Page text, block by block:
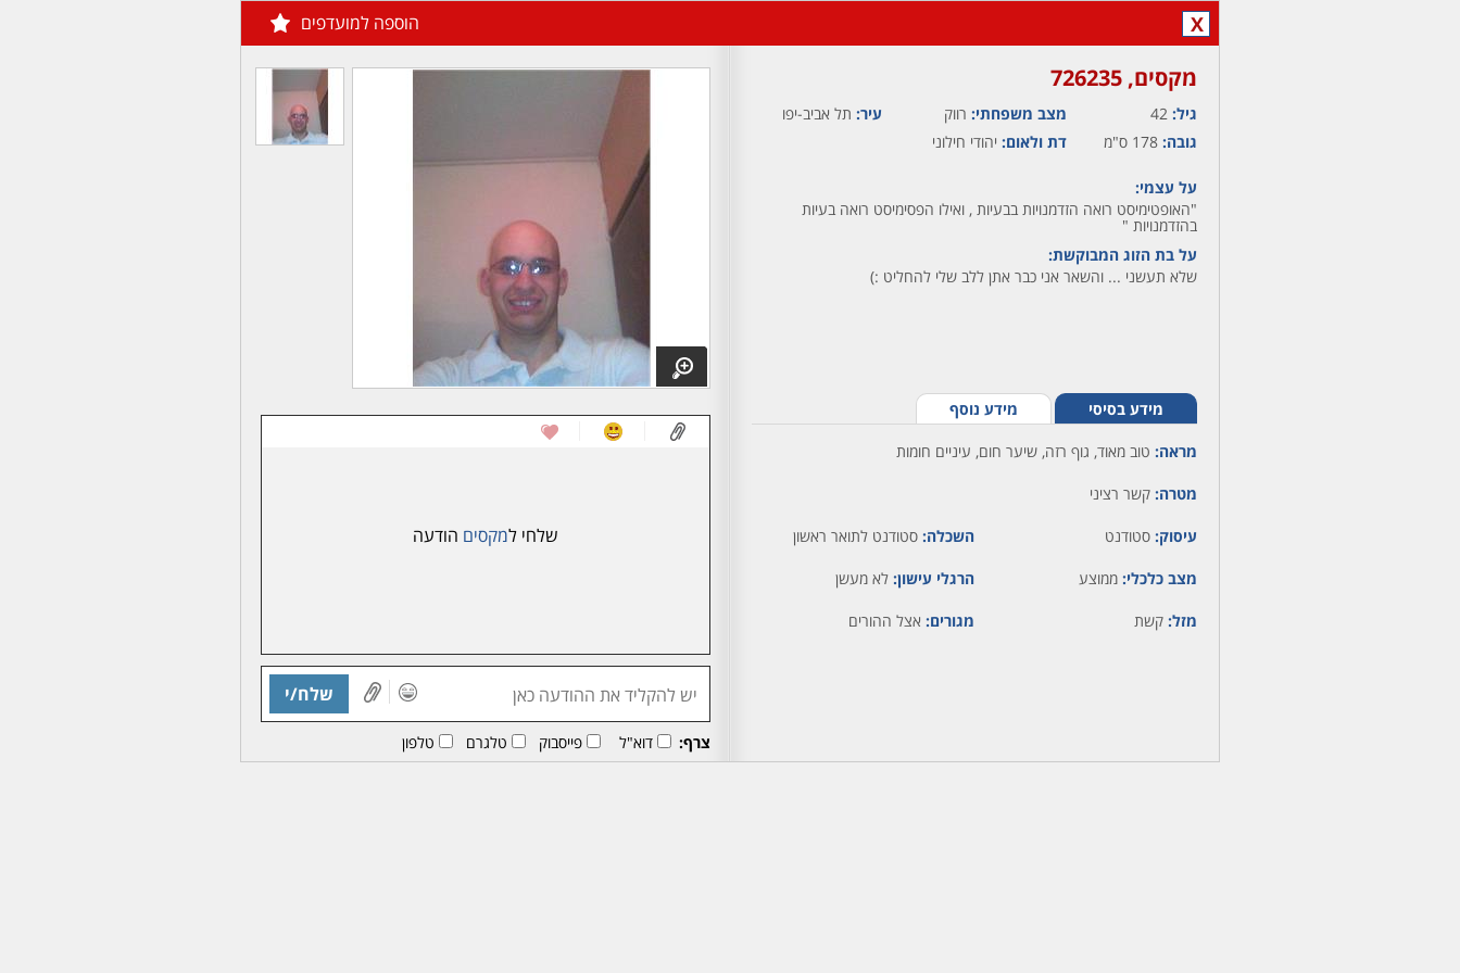
X הוספה למועדפים
מקסים,‏ 726235
גיל: 42 מצב משפחתי: רווק עיר: תל אביב-יפו
גובה: 178 ס"מ דת ולאום: יהודי חילוני
על עצמי:
"האופטימיסט רואה הזדמנויות בבעיות , ואילו הפסימיסט רואה בעיות
בהזדמנויות "
על בת הזוג המבוקשת:
שלא תעשני ... והשאר אני כבר אתן ללב שלי להחליט :)
מידע בסיסי מידע נוסף
מראה: טוב מאוד, גוף רזה, שיער חום, עיניים חומות
מטרה: קשר רציני
עיסוק: סטודנט השכלה: סטודנט לתואר ראשון
מצב כלכלי: ממוצע הרגלי עישון: לא מעשן
מזל: קשת מגורים: אצל ההורים
שלחי למקסים הודעה
שלח/י
צרף: דוא"ל פייסבוק טלגרם טלפון